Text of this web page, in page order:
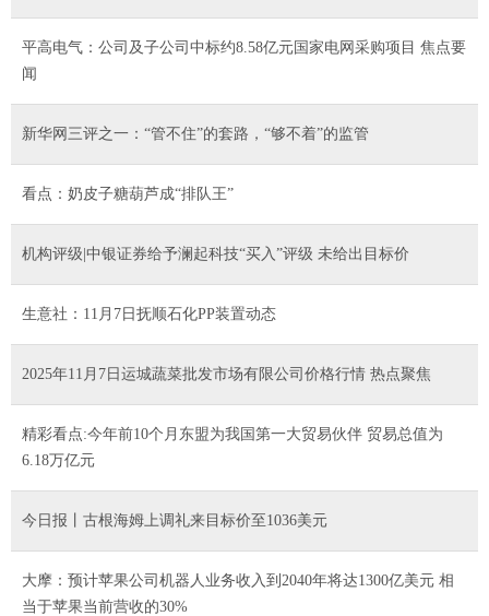
平高电气：公司及子公司中标约8.58亿元国家电网采购项目 焦点要
闻
新华网三评之一：“管不住”的套路，“够不着”的监管
看点：奶皮子糖葫芦成“排队王”
机构评级|中银证券给予澜起科技“买入”评级 未给出目标价
生意社：11月7日抚顺石化PP装置动态
2025年11月7日运城蔬菜批发市场有限公司价格行情 热点聚焦
精彩看点:今年前10个月东盟为我国第一大贸易伙伴 贸易总值为
6.18万亿元
今日报丨古根海姆上调礼来目标价至1036美元
大摩：预计苹果公司机器人业务收入到2040年将达1300亿美元 相
当于苹果当前营收的30%